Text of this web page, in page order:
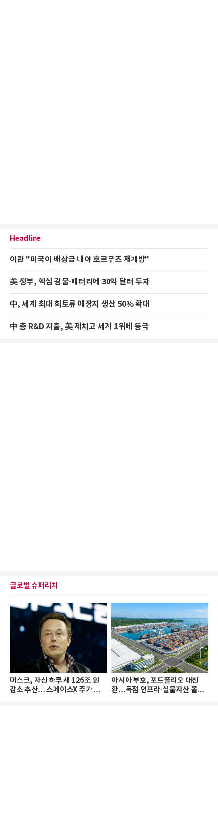
Headline
이란 "미국이 배상금 내야 호르무즈 재개방"
美 정부, 핵심 광물·배터리에 30억 달러 투자
中, 세계 최대 희토류 매장지 생산 50% 확대
中 총 R&D 지출, 美 제치고 세계 1위에 등극
글로벌 슈퍼리치
머스크, 자산 하루 새 126조 원
감소 추산… 스페이스X 주가 하
아시아 부호, 포트폴리오 대전
환…독점 인프라·실물자산 몰린